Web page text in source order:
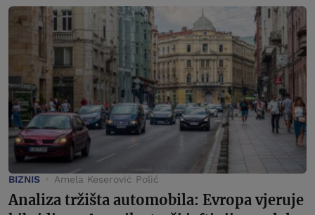
BIZNIS Amela Keserović Polić
Analiza tržišta automobila: Evropa vjeruje